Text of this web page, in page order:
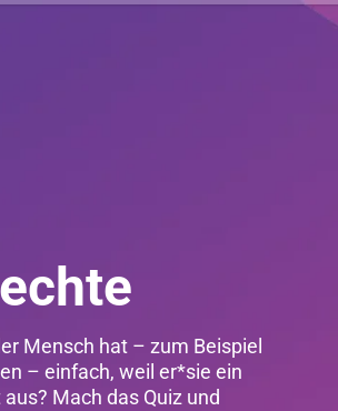
Mensch hat – zum Beispiel
– einfach, weil er*sie ein
Mach das Quiz und